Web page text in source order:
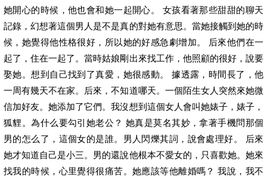
她開心的時候，他也會和她一起開心。 女孩看著那些甜甜的聊天
記錄，幻想著這個男人是不是真的對她有意思。當她接觸到她的時
候，她覺得他性格很好，所以她的好感急劇增加。 后來他們在一
起了，住在一起了。當時姑娘剛出來找工作，他照顧的很好，說要
娶她。想到自己找到了真愛，她很感動。 據透露，時間長了，他
一周有幾天不在家。后來，不知道哪天。一個陌生女人突然來她微
信加好友。她添加了它們。我沒想到這個女人會叫她婊子，婊子，
狐貍。為什么要勾引她老公？ 她真是莫名其妙，拿著手機問那個
男的怎么了，這個女的是誰。男人閃爍其詞，說會處理好。 后來
她才知道自己是小三。男的還說他根本不愛女的，只喜歡她。她來
找我的時候，心里覺得很痛苦。她應該等他離婚嗎？ 我說，我不